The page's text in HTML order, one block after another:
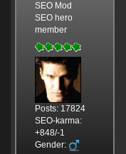
SEO Mod
SEO hero
member
Posts: 17824
SEO-karma:
+848/-1
Gender: